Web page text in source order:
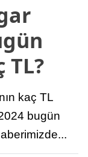
TL?
kaç TL
bugün